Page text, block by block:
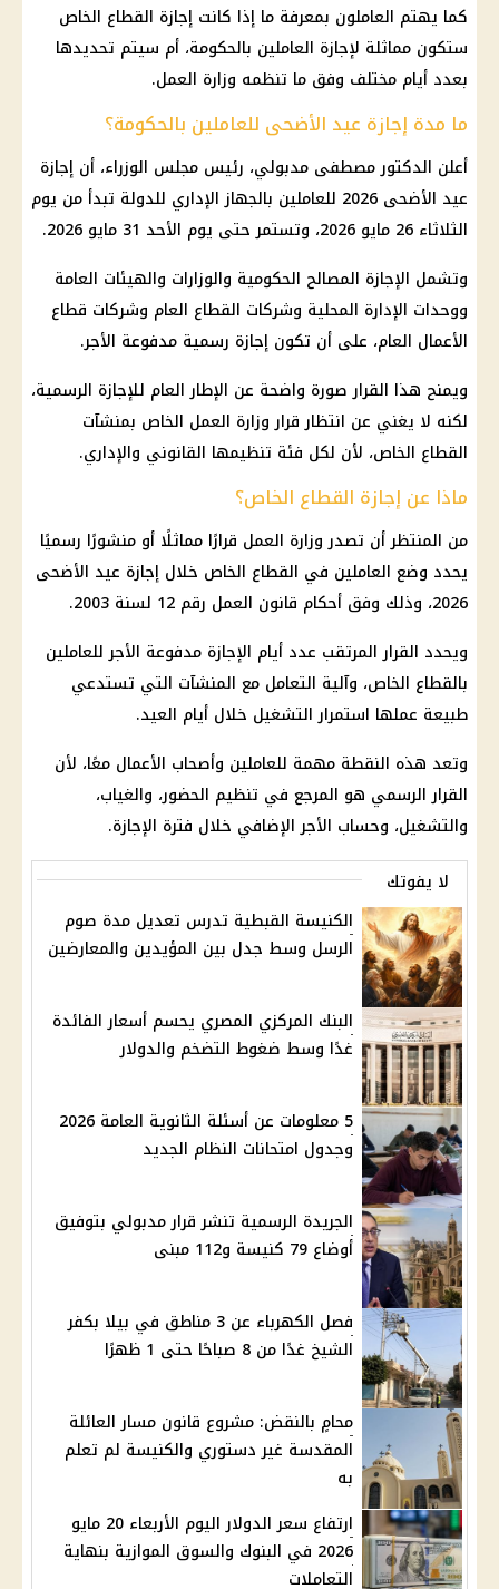
كما يهتم العاملون بمعرفة ما إذا كانت إجازة القطاع الخاص
ستكون مماثلة لإجازة العاملين بالحكومة، أم سيتم تحديدها
بعدد أيام مختلف وفق ما تنظمه وزارة العمل.
ما مدة إجازة عيد الأضحى للعاملين بالحكومة؟
أعلن الدكتورمصطفى مدبولي، رئيس مجلس الوزراء، أن إجازة
عيد الأضحى 2026
للعاملين بالجهاز الإداري للدولة تبدأ من يوم
الثلاثاء 26
مايو 2026 ، وتستمر حتى يوم الأحد 31 مايو 2026
.
وتشمل الإجازة المصالح الحكومية والوزارات والهيئات العامة
ووحدات الإدارة المحلية وشركات القطاع العام وشركات قطاع
الأعمال العام، على أن تكون إجازة رسمية مدفوعة الأجر.
ويمنح هذا القرارصورة واضحة عن الإطار العام للإجازة الرسمية،
لكنه لا يغني عن انتظار قراروزارة العمل الخاص بمنشآت
القطاع الخاص، لأن لكل فئة تنظيمها القانوني والإداري.
ماذا عن إجازة القطاع الخاص؟
من المنتظر أن تصدروزارة العمل قرارًا مماثلًا أو منشورًا رسميًا
يحدد وضع العاملين في القطاع الخاص خلال إجازة عيد الأضحى
2026، وذلك وفق أحكام قانون العمل رقم 12 لسنة 2003.
ويحدد القرار المرتقب عدد أيام الإجازة مدفوعة الأجرللعاملين
بالقطاع الخاص، وآلية التعامل مع المنشآت التي تستدعي
طبيعة عملها استمرار التشغيل خلال أيام العيد.
وتعد هذه النقطة مهمة للعاملين وأصحاب الأعمال معًا، لأن
القرار الرسمي هو المرجع في تنظيم الحضور، والغياب،
والتشغيل، وحساب الأجر الإضافي خلال فترة الإجازة.
لا يفوتك
الكنيسة القبطية تدرس تعديل مدة صوم
الرسل وسط جدل بين المؤيدين والمعارضين
البنك المركزي المصري يحسم أسعار الفائدة
غدًا وسط ضغوط التضخم والدولار
5 معلومات عن أسئلة الثانوية العامة 2026
وجدول امتحانات النظام الجديد
الجريدة الرسمية تنشر قرار مدبولي بتوفيق
أوضاع 79 كنيسة و112 مبنى
فصل الكهرباء عن 3 مناطق في بيلا بكفر
الشيخ غدًا من 8 صباحًا حتى 1 ظهرًا
محامٍ بالنقض: مشروع قانون مسار العائلة
المقدسة غير دستوري والكنيسة لم تعلم
به
ارتفاع سعر الدولار اليوم الأربعاء 20 مايو
2026 في البنوك والسوق الموازية بنهاية
التعاملات